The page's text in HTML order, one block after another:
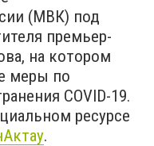
(МВК) под
премьер-
на котором
меры по
COVID-19.
ресурсе
.